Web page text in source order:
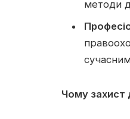
методи
Чому захист